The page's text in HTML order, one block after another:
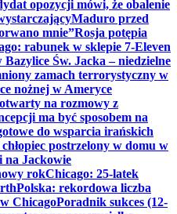
opozycji mówi, że obalenie
Maduro przed
mnie”Rosja potępia
rabunek w sklepie 7-Eleven
Bazylice Św. Jacka – niedzielne
zamach terrorystyczny w
nożnej w Ameryce
na rozmowy z
ma być sposobem na
do wsparcia irańskich
postrzelony w domu w
na Jackowie
rokChicago: 25-latek
Polska: rekordowa liczba
ChicagoPoradnik sukces (12-